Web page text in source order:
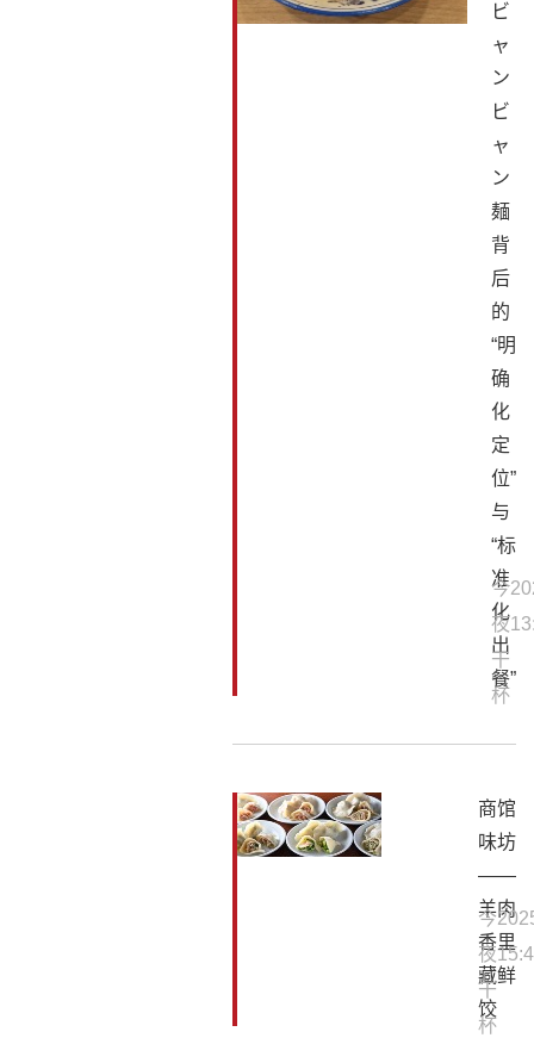
ビ
ャ
ン
ビ
ャ
ン
麺
背
后
的
“明
确
化
定
位”
与
“标
准
化
出
餐”
今
夜
干
杯
商馆
味坊
——
羊肉
香里
藏鲜
饺
今
夜
干
杯